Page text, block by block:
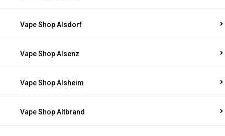
Vape Shop Alsdorf
Vape Shop Alsenz
Vape Shop Alsheim
Vape Shop Altbrand